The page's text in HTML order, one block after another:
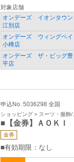
対象店舗
オンデーズ イオンタウン
江別店
オンデーズ ウィングベイ
小樽店
オンデーズ ザ・ビッグ豊
平店
申込No. 5036298 全国
ショッピング > スーツ・服飾/
■【金券】ＡＯＫ
金券
■有効期限：なし